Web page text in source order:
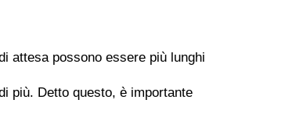
attesa possono essere più lunghi
più. Detto questo, è importante